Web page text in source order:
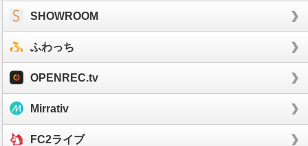
SHOWROOM
ふわっち
OPENREC.tv
Mirrativ
FC2ライブ